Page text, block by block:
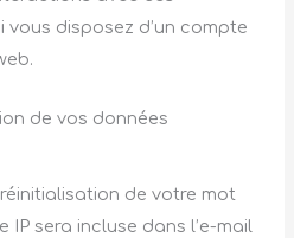
disposez d’un compte
de vos données
de votre mot
IP sera incluse dans l’e-mail